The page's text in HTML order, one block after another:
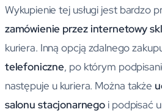
Wykupienie tej usługi jest bardzo
zamówienie przez internetowy
kuriera. Inną opcją zdalnego
telefoniczne, po którym
następuje u kuriera. Można także
salonu stacjonarnegoi podpisać